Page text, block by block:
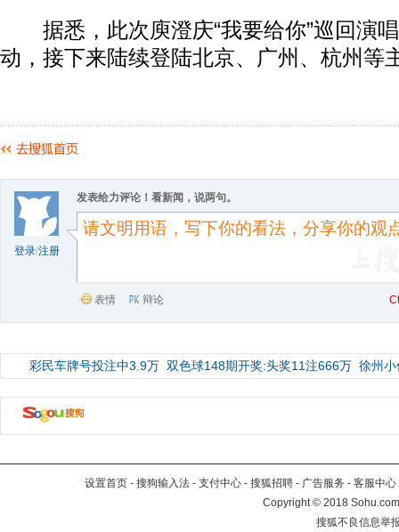
据悉，此次庾澄庆“我要给你”巡回演
动，接下来陆续登陆北京、广州、杭州等
登录/注册
发表给力评论！看新闻，说两句。
表情 辩论
彩民车牌号投注中3.9万 双色球148期开奖:头奖11注666万 徐州
设置首页 - 搜狗输入法 - 支付中心 - 搜狐招聘 - 广告服务 - 客服中心
Copyright©2018
搜狐不良信息举